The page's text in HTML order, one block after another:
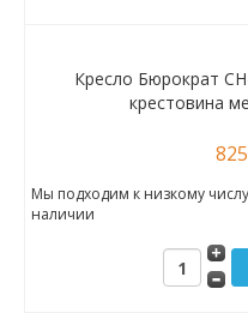
Кресло Бюрократ
крестовина
Мы подходим к низкому
наличии